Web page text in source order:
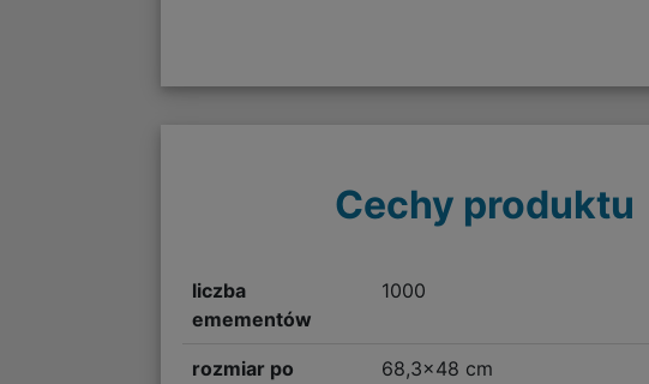
Cechy produktu
liczba
emementów
1000
rozmiar po
68,3x48 cm